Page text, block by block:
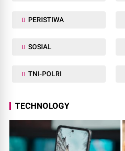
PERISTIWA
SOSIAL
TNI-POLRI
TECHNOLOGY